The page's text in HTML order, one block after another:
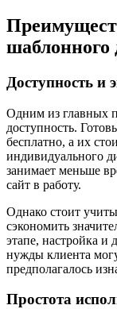
шаблонного
Доступность и
Одним из главных
доступность.
бесплатно, а их
индивидуального
занимает меньше
сайт в работу.
Однако стоит
сэкономить
этапе, настройка и
нужды клиента
предполагалось
Простота